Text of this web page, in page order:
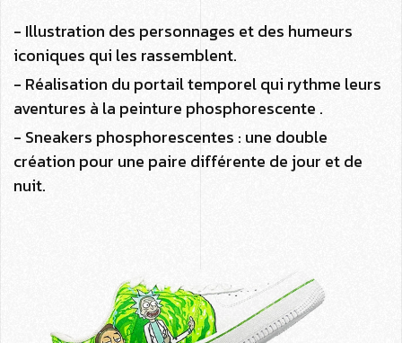
- Illustration des personnages et des humeurs
iconiques qui les rassemblent.
- Réalisation du portail temporel qui rythme leurs
aventures à la peinture phosphorescente .
- Sneakers phosphorescentes : une double
création pour une paire différente de jour et de
nuit.